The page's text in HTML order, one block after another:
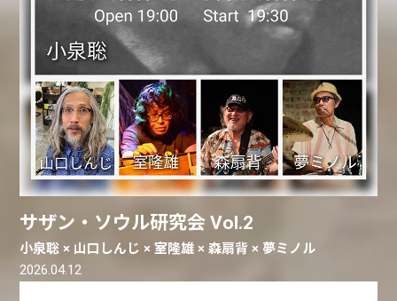
サザン・ソウル研究会 Vol.2
小泉聡 × 山口しんじ × 室隆雄 × 森扇背 × 夢ミノル
2026.04.12